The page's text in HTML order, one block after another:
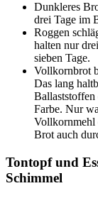
Dunkleres
drei Tage im
Roggen
halten nur
sieben Tage.
Vollkornbrot
Das lang
Ballaststoffen
Farbe. Nur
Vollkornmehl
Brot auch
Tontopf und
Schimmel